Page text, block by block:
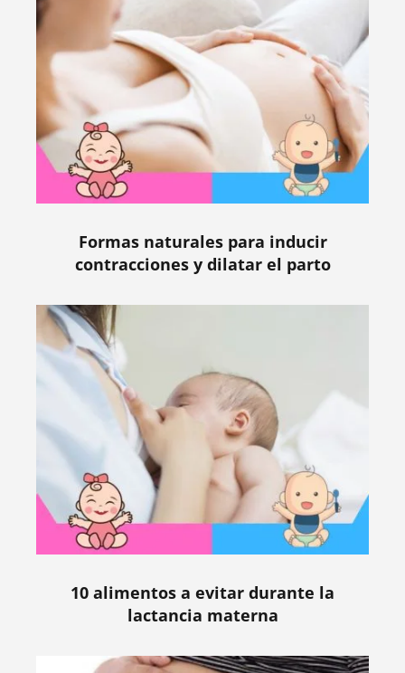
Formas naturales para inducir
contracciones y dilatar el parto
10 alimentos a evitar durante la
lactancia materna